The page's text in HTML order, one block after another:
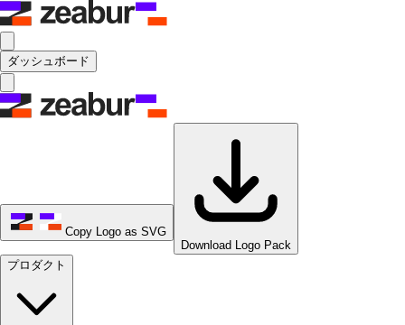
ダッシュボード
Copy Logo as SVG
Download Logo Pack
プロダクト